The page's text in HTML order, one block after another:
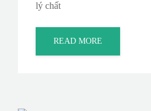
lý chất
READ MORE